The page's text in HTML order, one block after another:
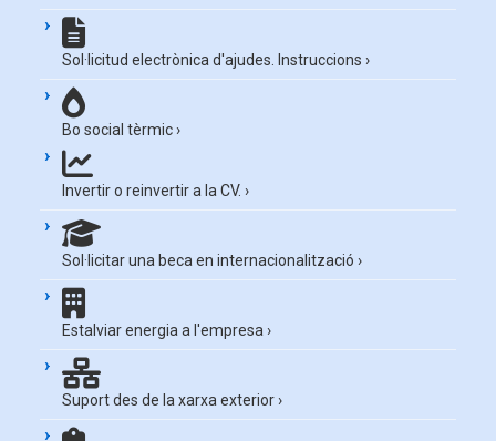
Sol·licitud electrònica d'ajudes. Instruccions ›
Bo social tèrmic›
Invertir o reinvertir a la CV. ›
Sol·licitar una beca en internacionalització ›
Estalviar energia a l'empresa ›
Suport des de la xarxa exterior›